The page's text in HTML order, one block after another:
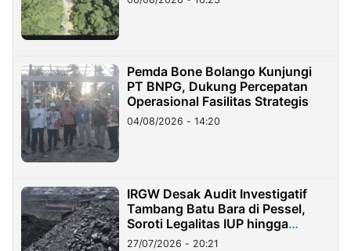
Pemda Bone Bolango Kunjungi
PT BNPG, Dukung Percepatan
Operasional Fasilitas Strategis
04/08/2026 - 14:20
IRGW Desak Audit Investigatif
Tambang Batu Bara di Pessel,
Soroti Legalitas IUP hingga
Stockpile
27/07/2026 - 20:21